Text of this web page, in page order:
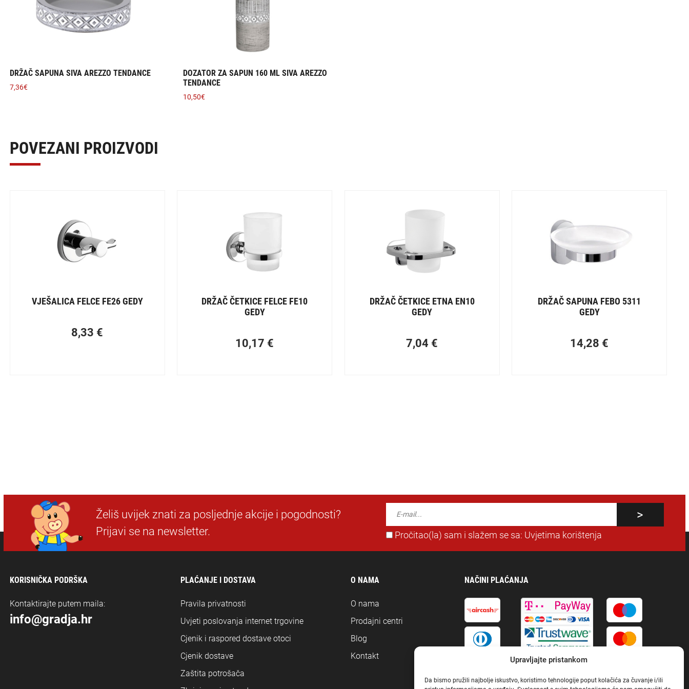
Upravljajte pristankom
Da bismo pružili najbolje iskustvo, koristimo tehnologije poput kolačića za čuvanje i/ili
DRŽAČ SAPUNA SIVA AREZZO TENDANCE
7,36€
DOZATOR ZA SAPUN 160 ML SIVA AREZZO
TENDANCE
10,50€
POVEZANI PROIZVODI
VJEŠALICA FELCE FE26 GEDY
8,33 €
DRŽAČ ČETKICE FELCE FE10
GEDY
10,17 €
DRŽAČ ČETKICE ETNA EN10
GEDY
7,04 €
DRŽAČ SAPUNA FEBO 5311
GEDY
14,28 €
Želiš uvijek znati za posljednje akcije i pogodnosti?
Prijavi se na newsletter.
Pročitao(la) sam i slažem se sa: Uvjetima korištenja
KORISNIČKA PODRŠKA
Kontaktirajte putem maila:
info@gradja.hr
PLAĆANJE I DOSTAVA
Pravila privatnosti
Uvjeti poslovanja internet trgovine
Cjenik i raspored dostave otoci
Cjenik dostave
Zaštita potrošača
O NAMA
O nama
Prodajni centri
Blog
Kontakt
NAČINI PLAĆANJA